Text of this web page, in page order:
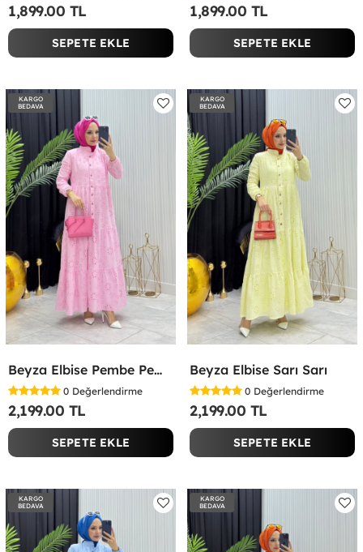
1,899.00 TL
SEPETE EKLE
1,899.00 TL
SEPETE EKLE
KARGO
BEDAVA
Beyza Elbise Pembe Pembe
0 Değerlendirme
2,199.00 TL
SEPETE EKLE
KARGO
BEDAVA
Beyza Elbise Sarı Sarı
0 Değerlendirme
2,199.00 TL
SEPETE EKLE
KARGO
BEDAVA
KARGO
BEDAVA